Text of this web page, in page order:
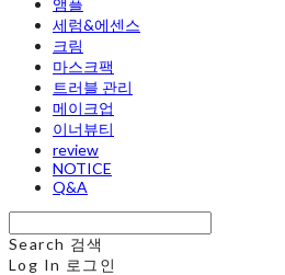
앰플
세럼&에센스
크림
마스크팩
트러블 관리
메이크업
이너뷰티
review
NOTICE
Q&A
Search 검색
Log In 로그인